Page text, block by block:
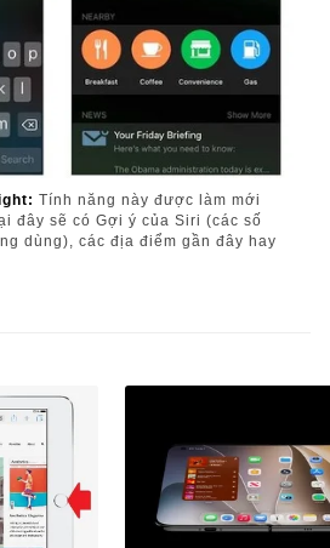
Tính năng này được làm mới
đây sẽ có Gợi ý của Siri (các số
dùng), các địa điểm gần đây hay